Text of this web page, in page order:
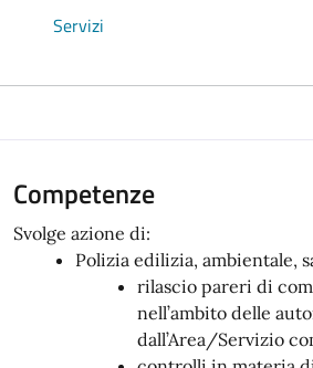
Servizi
Competenze
Svolge azione di:
Polizia edilizia, ambientale,
rilascio pareri di
nell’ambito delle
dall’Area/Servizio